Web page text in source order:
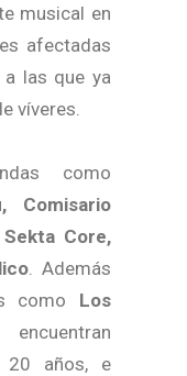
musical en
afectadas
las que ya
víveres.
como
Comisario
Core,
. Además
como Los
20 años, e